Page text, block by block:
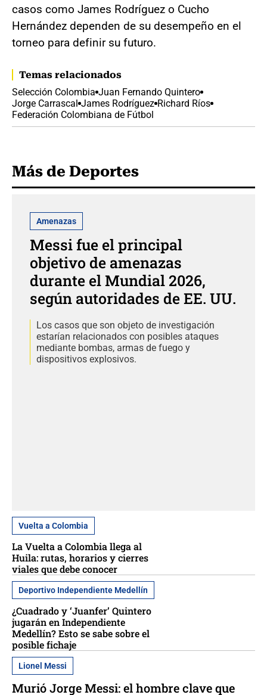
casos como James Rodríguez o Cucho
Hernández dependen de su desempeño en el
torneo para definir su futuro.
Temas relacionados
Selección Colombia Juan Fernando Quintero
Jorge Carrascal James Rodríguez Richard Ríos
Federación Colombiana de Fútbol
Más de Deportes
Amenazas
Messi fue el principal
objetivo de amenazas
durante el Mundial 2026,
según autoridades de EE. UU.
Los casos que son objeto de investigación
estarían relacionados con posibles ataques
mediante bombas, armas de fuego y
dispositivos explosivos.
Vuelta a Colombia
La Vuelta a Colombia llega al
Huila: rutas, horarios y cierres
viales que debe conocer
Deportivo Independiente Medellín
¿Cuadrado y ‘Juanfer’ Quintero
jugarán en Independiente
Medellín? Esto se sabe sobre el
posible fichaje
Lionel Messi
Murió Jorge Messi: el hombre clave que